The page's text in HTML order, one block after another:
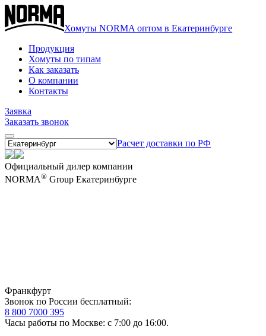
Хомуты NORMA оптом в Екатеринбурге
Продукция
Хомуты по типам
Как заказать
О компании
Контакты
Заявка
Заказать звонок
Расчет доставки по РФ
Официальный дилер компании
NORMA® Group Екатеринбурге
Франкфурт
Звонок по России бесплатный:
8 800 7000 395
Часы работы по Москве: с 7:00 до 16:00.